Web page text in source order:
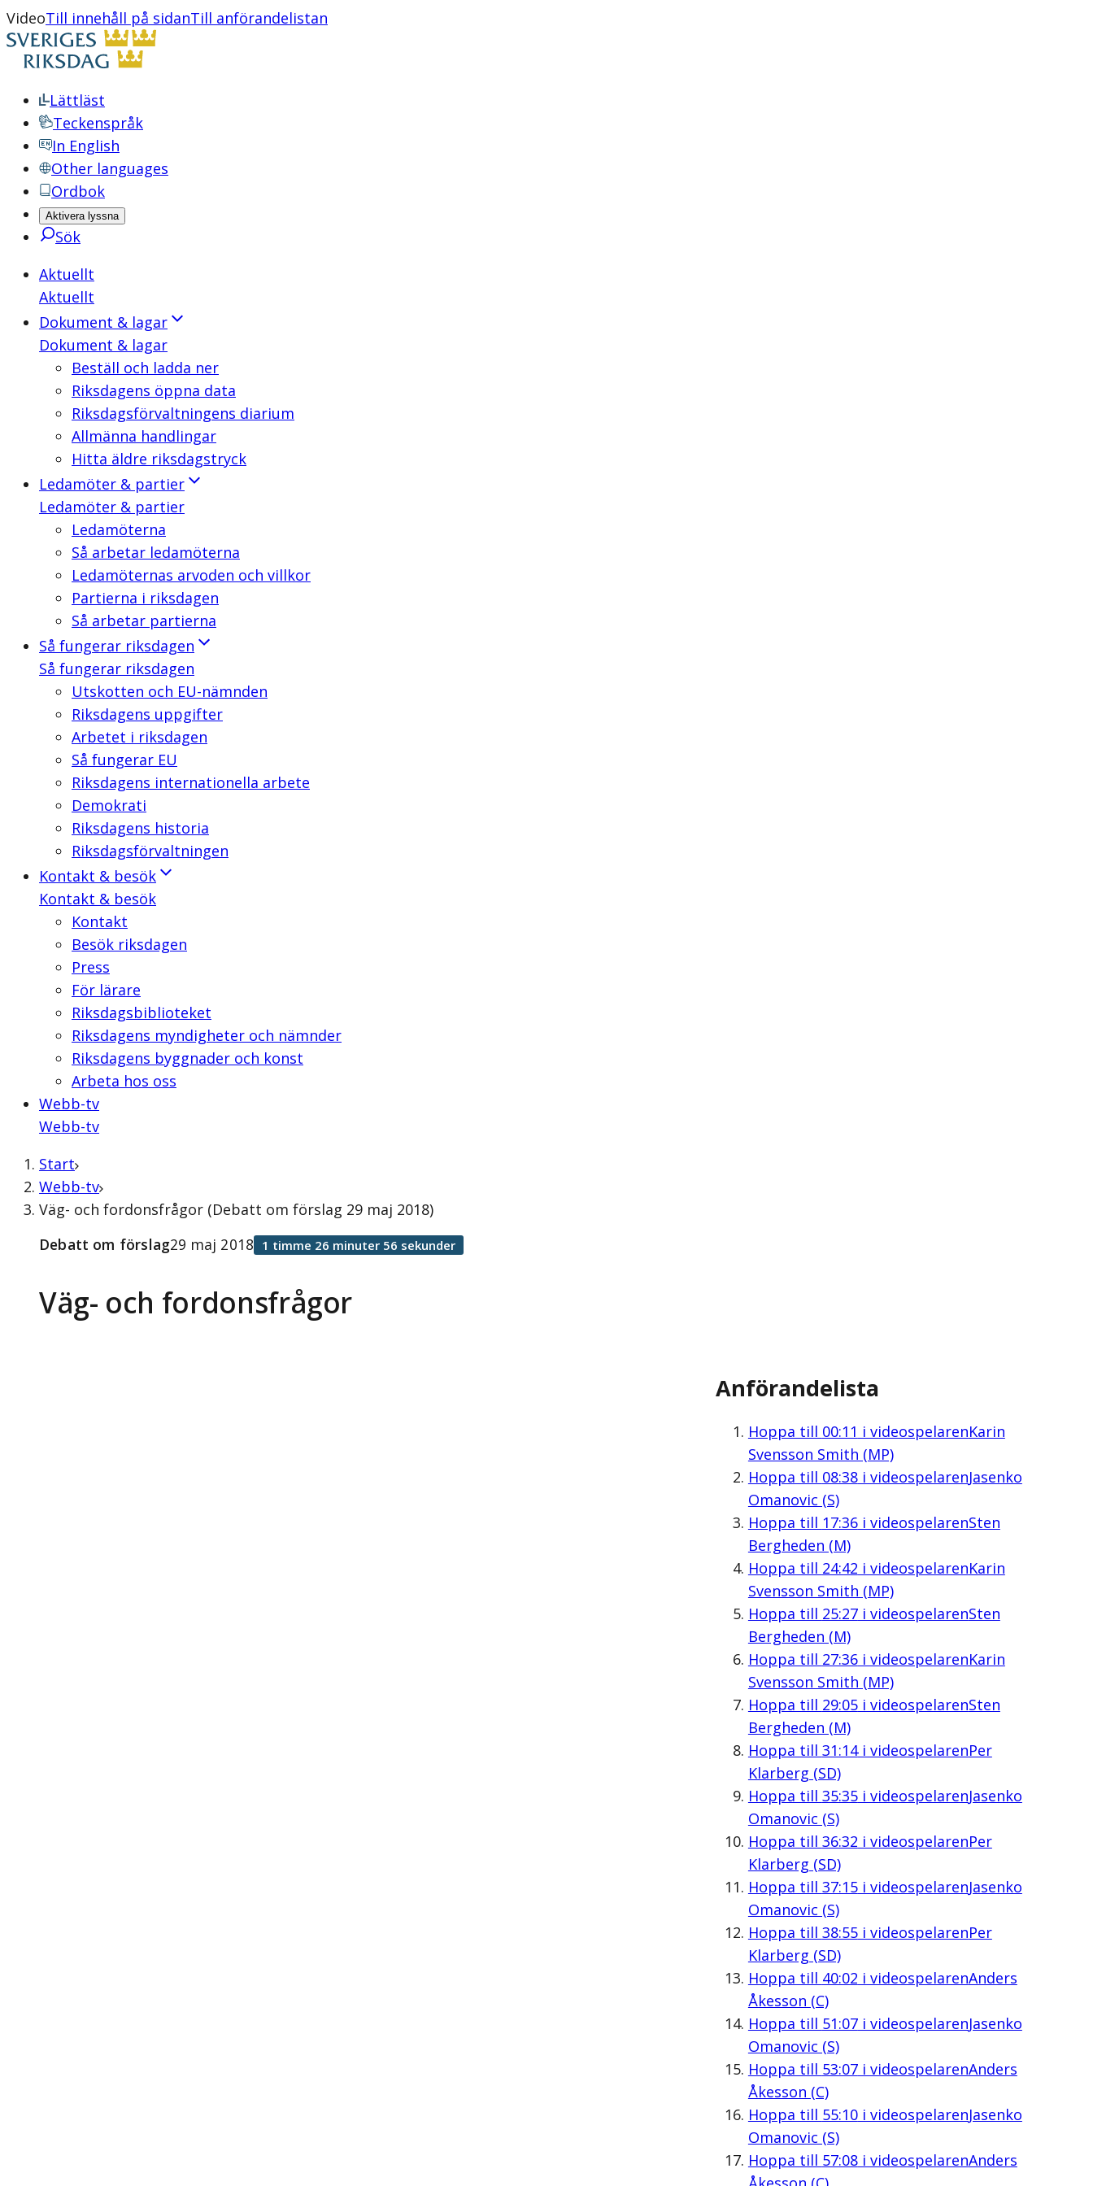
VideoTill innehåll på sidanTill anförandelistan
Lättläst
Teckenspråk
In English
Other languages
Ordbok
Aktivera lyssna
Sök
Aktuellt
Aktuellt
Dokument & lagar
Dokument & lagar
Beställ och ladda ner
Riksdagens öppna data
Riksdagsförvaltningens diarium
Allmänna handlingar
Hitta äldre riksdagstryck
Ledamöter & partier
Ledamöter & partier
Ledamöterna
Så arbetar ledamöterna
Ledamöternas arvoden och villkor
Partierna i riksdagen
Så arbetar partierna
Så fungerar riksdagen
Så fungerar riksdagen
Utskotten och EU-nämnden
Riksdagens uppgifter
Arbetet i riksdagen
Så fungerar EU
Riksdagens internationella arbete
Demokrati
Riksdagens historia
Riksdagsförvaltningen
Kontakt & besök
Kontakt & besök
Kontakt
Besök riksdagen
Press
För lärare
Riksdagsbiblioteket
Riksdagens myndigheter och nämnder
Riksdagens byggnader och konst
Arbeta hos oss
Webb-tv
Webb-tv
Start
Webb-tv
Väg- och fordonsfrågor (Debatt om förslag 29 maj 2018)
Väg- och fordonsfrågor
Debatt om förslag29 maj 2018 1 timme 26 minuter 56 sekunder
Anförandelista
Hoppa till 00:11 i videospelarenKarin
Svensson Smith (MP)
Hoppa till 08:38i videospelarenJasenko
Omanovic (S)
Hoppa till 17:36i videospelarenSten
Bergheden (M)
Hoppa till 24:42 i videospelarenKarin
Svensson Smith (MP)
Hoppa till 25:27i videospelarenSten
Bergheden (M)
Hoppa till 27:36i videospelarenKarin
Svensson Smith (MP)
Hoppa till 29:05i videospelarenSten
Bergheden (M)
Hoppa till 31:14i videospelarenPer
Klarberg (SD)
Hoppa till 35:35i videospelarenJasenko
Omanovic (S)
Hoppa till 36:32 i videospelarenPer
Klarberg (SD)
Hoppa till 37:15i videospelarenJasenko
Omanovic (S)
Hoppa till 38:55i videospelarenPer
Klarberg (SD)
Hoppa till 40:02 i videospelarenAnders
Åkesson (C)
Hoppa till 51:07i videospelarenJasenko
Omanovic (S)
Hoppa till 53:07i videospelarenAnders
Åkesson (C)
Hoppa till 55:10i videospelarenJasenko
Omanovic (S)
Hoppa till 57:08i videospelarenAnders